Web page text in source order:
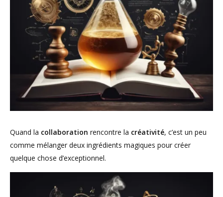
Quand la collaboration rencontre la créativité, c’est un peu
comme mélanger deux ingrédients magiques pour créer
quelque chose d’exceptionnel.